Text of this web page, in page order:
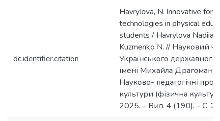
dc.identifier.citation
Havrylova, N. Innovative
technologies in physical
students / Havrylova Nadiia,
Kuzmenko N. // Науковий
Українського державного
імені Михайла
Науково- педагогічні
культури (фізична
2025. – Вип. 4 (190). – С.